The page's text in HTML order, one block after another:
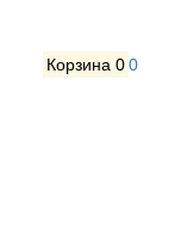
Корзина 00